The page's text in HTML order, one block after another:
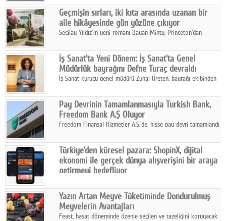
biri konumunda.
Geçmişin sırları, iki kıta arasında uzanan bir
aile hikâyesinde gün yüzüne çıkıyor
Seçilay Yıldız'ın yeni romanı Bayan Minty, Princeton'dan
katmanlı bir aile hikâyesi anlatıyor.
İş Sanat'ta Yeni Dönem: İş Sanat'ta Genel
Müdürlük bayrağını Defne Turaç devraldı
İş Sanat kurucu genel müdürü Zuhal Üreten, bayrağı ekibinden
Pay Devrinin Tamamlanmasıyla Turkish Bank,
Freedom Bank A.Ş Oluyor
Freedom Finansal Hizmetler A.Ş.'de, hisse pay devri tamamlandı
Turkish Bank'ın ticaret unvanının “Freedom Bank A.Ş.” olmasına
karar verildi.
Türkiye'den küresel pazara: ShopinX, dijital
ekonomi ile gerçek dünya alışverişini bir araya
getirmeyi hedefliyor
ekonomi ile gerçek dünya alışveriş deneyimi arasında köprü
kurmayı hedefleyen vizyonuyla uluslararası pazarlara açılıyor.
Yazın Artan Meyve Tüketiminde Dondurulmuş
Meyvelerin Avantajları
Feast, hasat döneminde özenle seçilen ve tazeliğini koruyacak